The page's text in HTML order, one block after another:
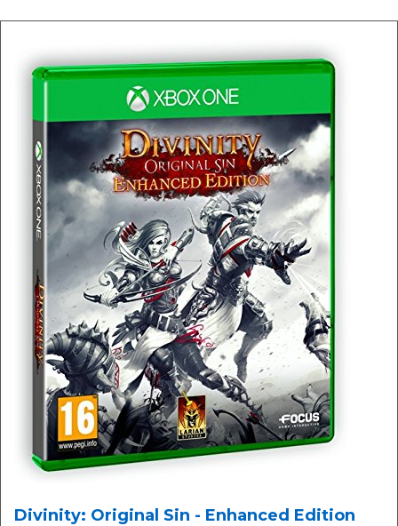
Divinity: Original Sin - Enhanced Edition